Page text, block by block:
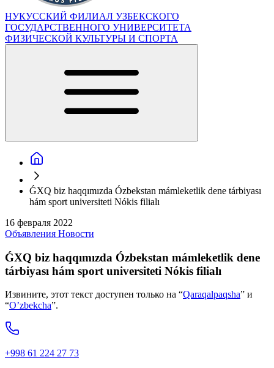
НУКУССКИЙ ФИЛИАЛ УЗБЕКСКОГО
ГОСУДАРСТВЕННОГО УНИВЕРСИТЕТА
ФИЗИЧЕСКОЙ КУЛЬТУРЫ И СПОРТА
ǴXQ biz haqqımızda Ózbekstan mámleketlik dene tárbiyası
hám sport universiteti Nókis filialı
16 февраля 2022
Объявления Новости
ǴXQ biz haqqımızda Ózbekstan mámleketlik dene
tárbiyası hám sport universiteti Nókis filialı
Извините, этот текст доступен только на “Qaraqalpaqsha” и
“O’zbekcha”.
+998 61 224 27 73